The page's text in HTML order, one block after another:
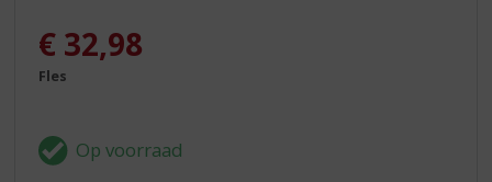
€ 32,98
Fles